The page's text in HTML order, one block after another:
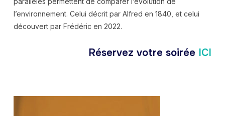
l’environnement. Celui décrit par Alfred en 1840, et celui
découvert par Frédéric en 2022.
Réservez votre soirée ICI